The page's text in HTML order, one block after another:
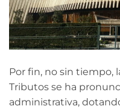
Por fin, no sin tiempo,
Tributos se ha
administrativa,